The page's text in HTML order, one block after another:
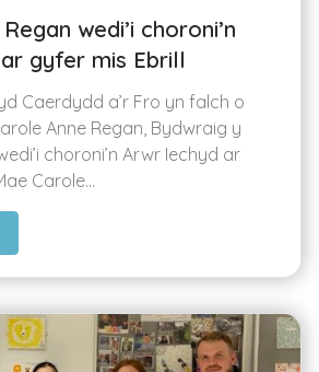
wedi’i choroni’n
gyfer mis Ebrill
Caerdydd a’r Fro yn falch o
Anne Regan, Bydwraig y
choroni’n Arwr Iechyd ar
Carole...